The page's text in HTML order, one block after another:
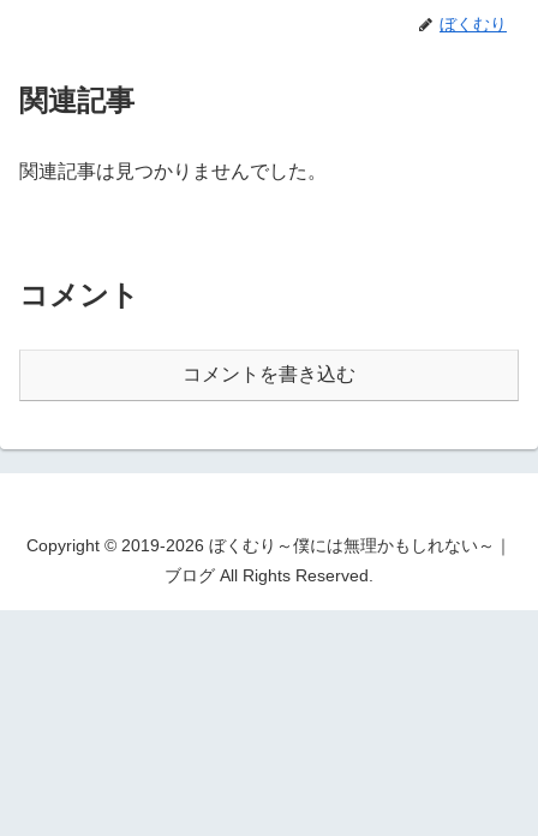
ぼくむり
関連記事
関連記事は見つかりませんでした。
コメント
コメントを書き込む
Copyright © 2019-2026 ぼくむり～僕には無理かもしれない～｜
ブログ All Rights Reserved.